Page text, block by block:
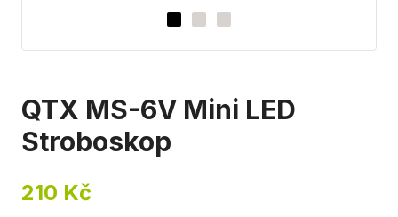
QTX MS-6V Mini LED
Stroboskop
210 Kč